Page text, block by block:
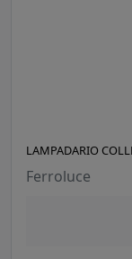
LAMPADARIO
Ferroluce